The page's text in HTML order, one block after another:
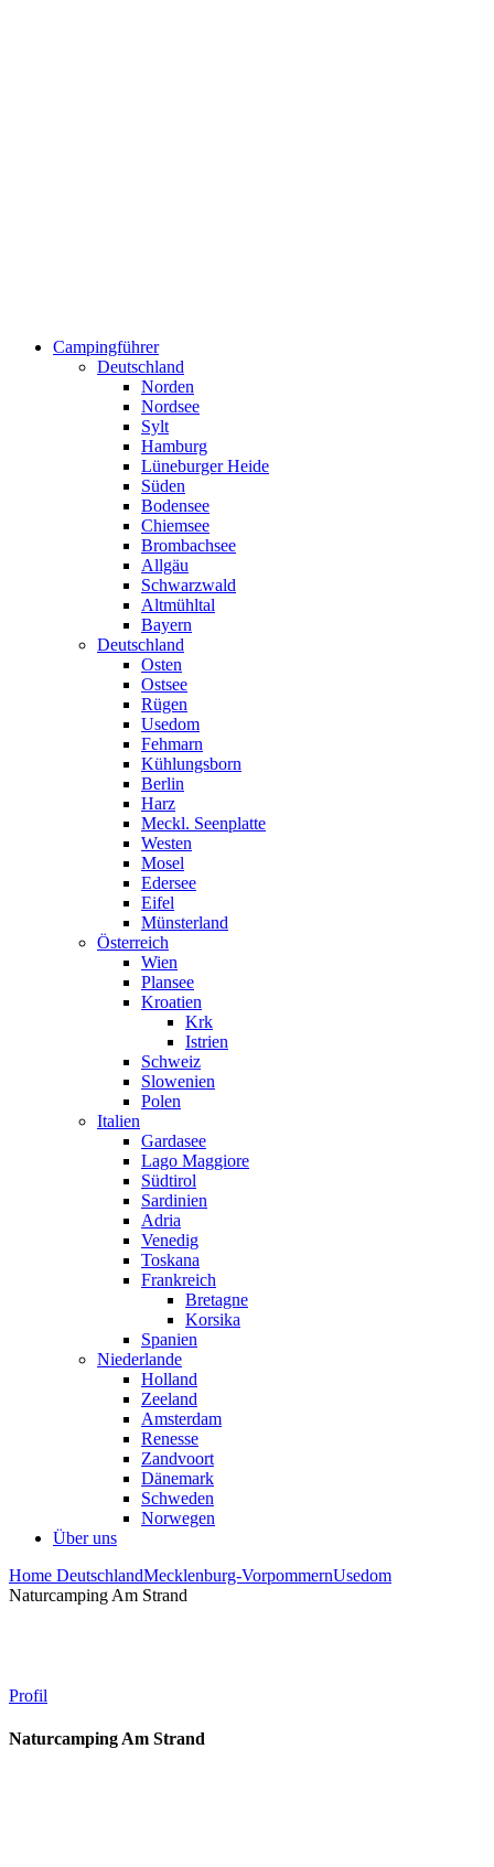
Campingführer
Deutschland
Norden
Nordsee
Sylt
Hamburg
Lüneburger Heide
Süden
Bodensee
Chiemsee
Brombachsee
Allgäu
Schwarzwald
Altmühltal
Bayern
Deutschland
Osten
Ostsee
Rügen
Usedom
Fehmarn
Kühlungsborn
Berlin
Harz
Meckl. Seenplatte
Westen
Mosel
Edersee
Eifel
Münsterland
Österreich
Wien
Plansee
Kroatien
Krk
Istrien
Schweiz
Slowenien
Polen
Italien
Gardasee
Lago Maggiore
Südtirol
Sardinien
Adria
Venedig
Toskana
Frankreich
Bretagne
Korsika
Spanien
Niederlande
Holland
Zeeland
Amsterdam
Renesse
Zandvoort
Dänemark
Schweden
Norwegen
Über uns
Home DeutschlandMecklenburg-VorpommernUsedom
Naturcamping Am Strand
Profil
Naturcamping Am Strand